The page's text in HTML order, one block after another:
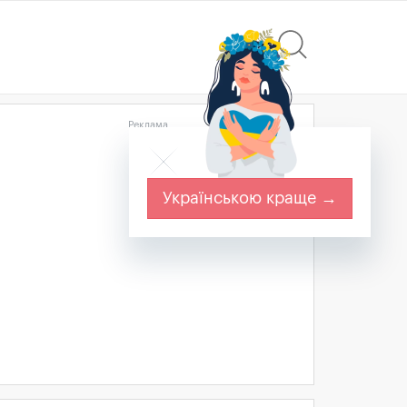
Реклама
Українською краще →